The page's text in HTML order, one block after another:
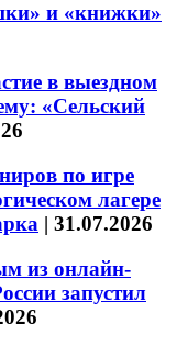
и «книжки»
в выездном
«Сельский
по игре
лагере
| 31.07.2026
из онлайн-
запустил